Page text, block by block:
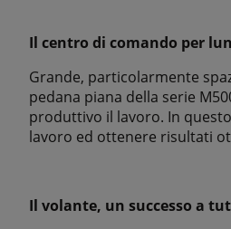
Il centro di comando per
Grande, particolarmente
pedana piana della serie
produttivo il lavoro. In
lavoro ed ottenere risultati
Il volante, un successo a